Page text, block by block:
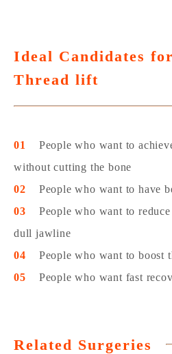
Ideal Candidates
Thread lift
01
People who want to
without cutting the bone
02 People who want to have
03 People who want to reduce
dull jawline
04 People who want to boost
05 People who want fast
Related Surgeries